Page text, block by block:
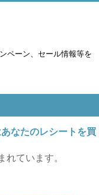
ペーン、セール情報等を
なたのレシートを買
ています。